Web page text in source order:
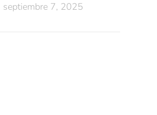
septiembre 7, 2025